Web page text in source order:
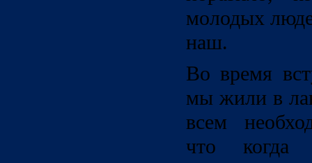
молодых
наш.
Во время
мы жили в
всем
что когда